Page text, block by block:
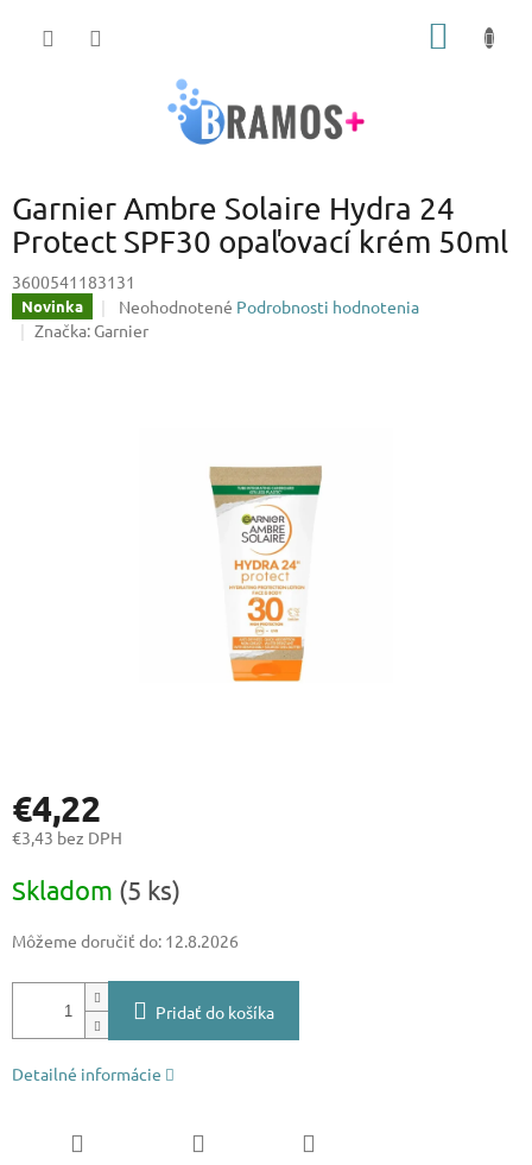
Garnier Ambre Solaire Hydra 24
Protect SPF30 opaľovací krém 50ml
3600541183131
Novinka
Priemerné
hodnotenie
Neohodnotené Podrobnosti hodnotenia
Značka: Garnier
€4,22
€3,43 bez DPH
cena:
Skladom (5 ks)
Môžeme doručiť do: 12.8.2026
Pridať do košíka
Detailné informácie